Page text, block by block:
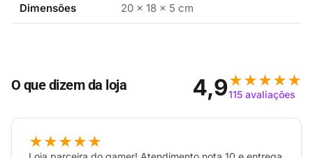
O aplicativo Tapo oferece controle remoto e fácil
acesso às imagens da câmera diretamente do seu
com quem está no ambiente monitorado. A câmera
também é compatível com assistentes de voz,
proporcionando mais conveniência ao seu dia a dia.
A instalação é simples e intuitiva, assim você começa
Dimensões 20 × 18 × 5 cm
O que dizem da loja 4,9★★★★★
115 avaliações
★★★★★